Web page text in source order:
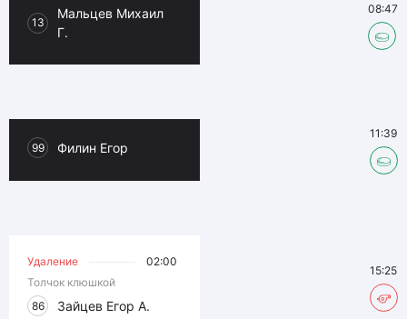
13
Мальцев Михаил
Г.
08:47
99 Филин Егор
11:39
Удаление
02:00
Толчок клюшкой
86
Зайцев Егор А.
15:25